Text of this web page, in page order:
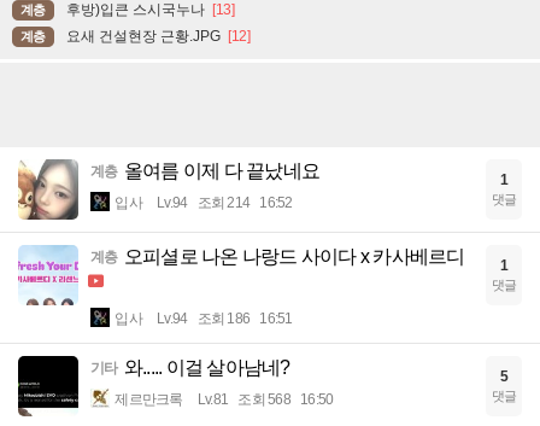
계층 후방)입큰 스시국누나 [13]
계층 요새 건설현장 근황.JPG [12]
계층 올여름 이제 다 끝났네요
입사 Lv.94 조회 214 16:52
1
댓글
계층 오피셜로 나온 나랑드 사이다 x 카사베르디
입사 Lv.94 조회 186 16:51
1
댓글
기타 와..... 이걸 살아남네?
제르만크록 Lv.81 조회 568 16:50
5
댓글